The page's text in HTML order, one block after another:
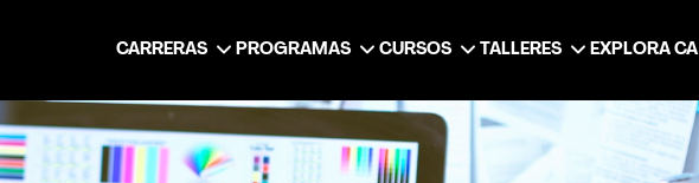
CARRERAS PROGRAMAS CURSOS TALLERES EXPLORA CA